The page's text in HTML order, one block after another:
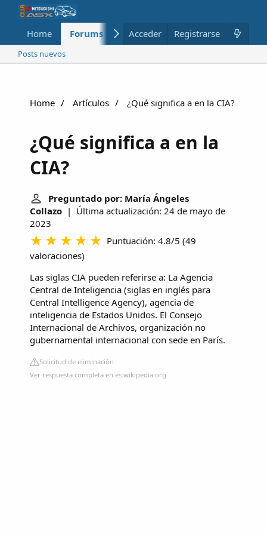
Home Forums Nuevo Miembros
Acceder Registrarse
Posts nuevos
Home Artículos ¿Qué significa a en la CIA?
¿Qué significa a en la
CIA?
Preguntado por: María Ángeles
Collazo | Última actualización: 24 de mayo de
2023
Puntuación: 4.8/5 (49
valoraciones)
Las siglas CIA pueden referirse a: La Agencia
Central de Inteligencia (siglas en inglés para
Central Intelligence Agency), agencia de
inteligencia de Estados Unidos. El Consejo
Internacional de Archivos, organización no
gubernamental internacional con sede en París.
Solicitud de eliminación
Ver respuesta completa en es.wikipedia.org